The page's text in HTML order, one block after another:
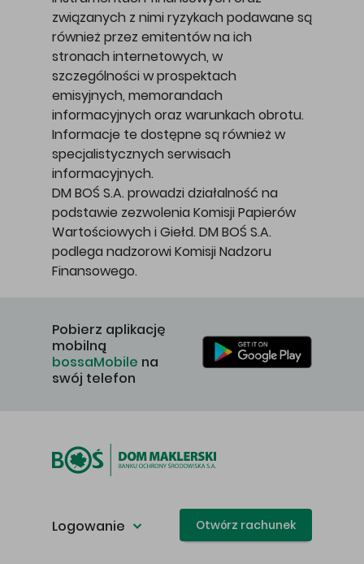
związanych z nimi ryzykach podawane są
również przez emitentów na ich
stronach internetowych, w
szczególności w prospektach
emisyjnych, memorandach
informacyjnych oraz warunkach obrotu.
Informacje te dostępne są również w
specjalistycznych serwisach
informacyjnych.
DM BOŚ S.A. prowadzi działalność na
podstawie zezwolenia Komisji Papierów
Wartościowych i Giełd. DM BOŚ S.A.
podlega nadzorowi Komisji Nadzoru
Finansowego.
Pobierz aplikację
mobilną
bossaMobile na
swój telefon
Logowanie Otwórz rachunek